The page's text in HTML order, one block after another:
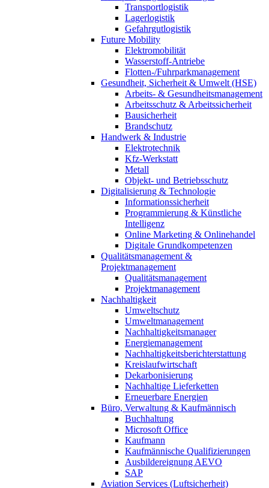
Transportlogistik
Lagerlogistik
Gefahrgutlogistik
Future Mobility
Elektromobilität
Wasserstoff-Antriebe
Flotten-/Fuhrparkmanagement
Gesundheit, Sicherheit & Umwelt (HSE)
Arbeits- & Gesundheitsmanagement
Arbeitsschutz & Arbeitssicherheit
Bausicherheit
Brandschutz
Handwerk & Industrie
Elektrotechnik
Kfz-Werkstatt
Metall
Objekt- und Betriebsschutz
Digitalisierung & Technologie
Informationssicherheit
Programmierung & Künstliche
Intelligenz
Online Marketing & Onlinehandel
Digitale Grundkompetenzen
Qualitätsmanagement &
Projektmanagement
Qualitätsmanagement
Projektmanagement
Nachhaltigkeit
Umweltschutz
Umweltmanagement
Nachhaltigkeitsmanager
Energiemanagement
Nachhaltigkeitsberichterstattung
Kreislaufwirtschaft
Dekarbonisierung
Nachhaltige Lieferketten
Erneuerbare Energien
Büro, Verwaltung & Kaufmännisch
Buchhaltung
Microsoft Office
Kaufmann
Kaufmännische Qualifizierungen
Ausbildereignung AEVO
SAP
Aviation Services (Luftsicherheit)